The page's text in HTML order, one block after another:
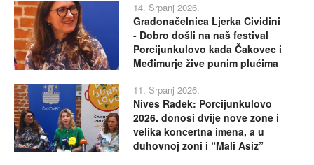
14. Srpanj 2026.
Gradonačelnica Ljerka Cividini
- Dobro došli na naš festival
Porcijunkulovo kada Čakovec i
Međimurje žive punim plućima
11. Srpanj 2026.
Nives Radek: Porcijunkulovo
2026. donosi dvije nove zone i
velika koncertna imena, a u
duhovnoj zoni i “Mali Asiz”